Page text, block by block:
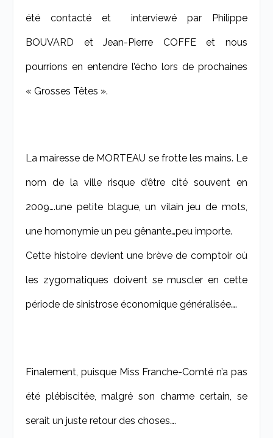
été contacté et interviewé par Philippe
BOUVARD et Jean-Pierre COFFE et nous
pourrions en entendre l’écho lors de prochaines
« Grosses Têtes ».
La mairesse de MORTEAU se frotte les mains. Le
nom de la ville risque d’être cité souvent en
2009….une petite blague, un vilain jeu de mots,
une homonymie un peu gênante…peu importe.
Cette histoire devient une brève de comptoir où
les zygomatiques doivent se muscler en cette
période de sinistrose économique généralisée….
Finalement, puisque Miss Franche-Comté n’a pas
été plébiscitée, malgré son charme certain, se
serait un juste retour des choses….